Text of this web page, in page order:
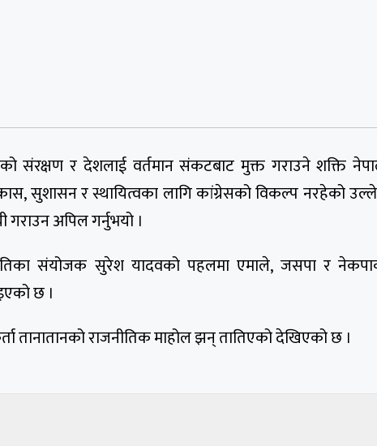
संरक्षण र देशलाई वर्तमान संकटबाट मुक्त गराउने शक्ति
सुशासन र स्थायित्वका लागि कांग्रेसको विकल्प नरहेको
गराउन अपिल गर्नुभयो ।
संयोजक सुरेश यादवको पहलमा एमाले, जसपा र
छ ।
तानातानको राजनीतिक माहोल झन् तातिएको देखिएको छ ।